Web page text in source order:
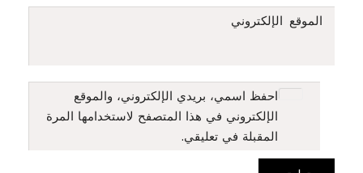
الموقع الإلكتروني
احفظ اسمي، بريدي الإلكتروني، والموقع
الإلكتروني في هذا المتصفح لاستخدامها المرة
المقبلة في تعليقي.